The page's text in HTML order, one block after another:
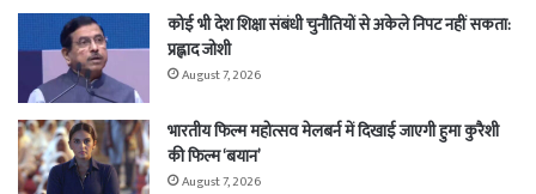
कोई भी देश शिक्षा संबंधी चुनौतियों से अकेले निपट नहीं सकता:
प्रह्लाद जोशी
August 7, 2026
भारतीय फिल्म महोत्सव मेलबर्न में दिखाई जाएगी हुमा कुरैशी
की फिल्म ‘बयान’
August 7, 2026